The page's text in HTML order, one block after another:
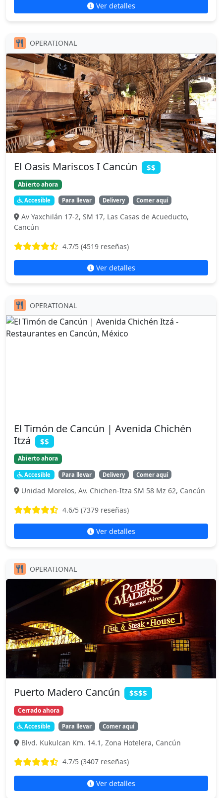
Ver detalles
OPERATIONAL
El Oasis Mariscos I Cancún $$
Abierto ahora
Accesible Para llevar Delivery Comer aquí
Av Yaxchilán 17-2, SM 17, Las Casas de Acueducto,
Cancún
4.7/5 (4519 reseñas)
Ver detalles
OPERATIONAL
El Timón de Cancún | Avenida Chichén
Itzá
$$
Abierto ahora
Accesible Para llevar Delivery Comer aquí
Unidad Morelos, Av. Chichen-Itza SM 58 Mz 62, Cancún
4.6/5 (7379 reseñas)
Ver detalles
OPERATIONAL
Puerto Madero Cancún $$$$
Cerrado ahora
Accesible Para llevar Comer aquí
Blvd. Kukulcan Km. 14.1, Zona Hotelera, Cancún
4.7/5 (3407 reseñas)
Ver detalles